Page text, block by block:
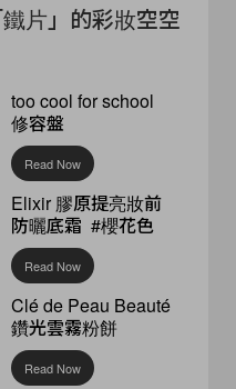
片」的彩妝空空
too cool for school
修容盤
Read Now
Elixir 膠原提亮妝前
防曬底霜 #櫻花色
Read Now
Clé de Peau Beauté
鑽光雲霧粉餅
Read Now